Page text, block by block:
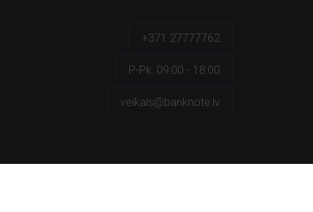
+371 27777762
P.-Pk. 09:00 - 18:00
veikals@banknote.lv